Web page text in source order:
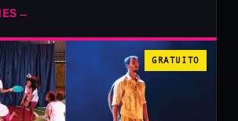
→
GRATUITO